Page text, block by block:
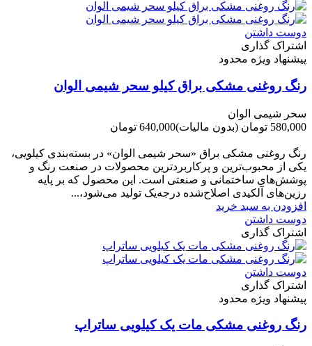
دوست داشتن
اشتراک گذاری
پیشنهاد ویژه محدود
رنگ روغنی مشکی براق کیلو سحر شیمی الوان
سحر شیمی الوان
580,000 تومان
(بدون مالیات)640,000 تومان
رنگ روغنی مشکی براق «سحر شیمی الوان» در بسته‌بندی کیلویی،
یکی از محبوب‌ترین و پرکاربردترین محصولات در صنعت رنگ و
پوشش‌های ساختمانی و صنعتی است. این محصول که بر پایه
رزین‌های آلکیدی اصلاح‌شده درجه‌یک تولید می‌شود،...
افزودن به سبد خرید
دوست داشتن
اشتراک گذاری
دوست داشتن
اشتراک گذاری
پیشنهاد ویژه محدود
رنگ روغنی مشکی مات یک کیلویی ساتراپ